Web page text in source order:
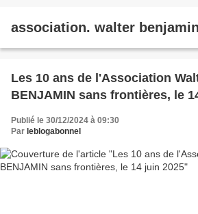
association. walter benjamin
Les 10 ans de l'Association
BENJAMIN sans frontières, le
Publié le 30/12/2024 à 09:30
Par leblogabonnel